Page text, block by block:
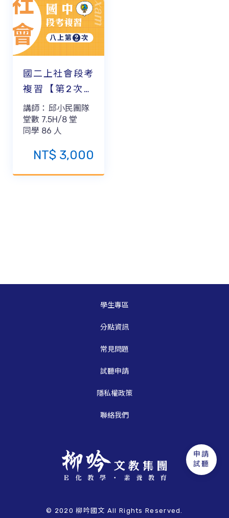
國二上社會段考
複習【第2次段
考】
講師： 邱小民團隊
堂數 7.5H/8 堂
同學 86 人
NT$ 3,000
© 2020 柳吟國文 All Rights Reserved.
學生專區
分點資訊
常見問題
試聽申請
隱私權政策
聯絡我們
申請
試聽